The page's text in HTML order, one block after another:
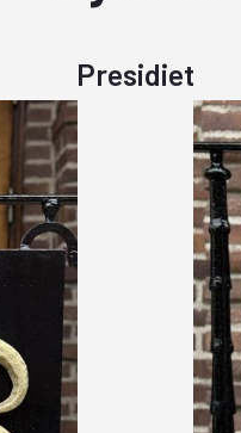
Presidiet